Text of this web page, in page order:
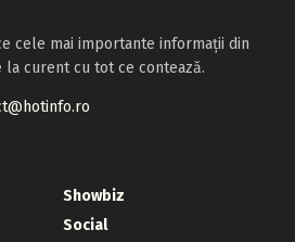
cele mai importante informații din
curent cu tot ce contează.
Showbiz
Social